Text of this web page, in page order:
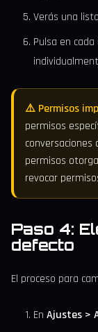
Verás una
Pulsa en
⚠️ Permisos
permisos
conversaciones
permisos
revocar
Paso 4:
defecto
El proceso para
En Ajustes >